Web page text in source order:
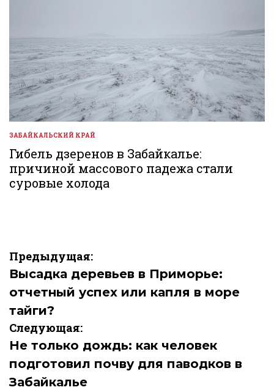
ОПУБЛИКОВАНО
В
ЗАБАЙКАЛЬСКИЙ КРАЙ
Гибель дзеренов в Забайкалье:
причиной массового падежа стали
суровые холода
Навигация
по
записям
Предыдущая:
Высадка деревьев в Приморье:
отчетный успех или капля в море
тайги?
Следующая:
Не только дождь: как человек
подготовил почву для паводков в
Забайкалье